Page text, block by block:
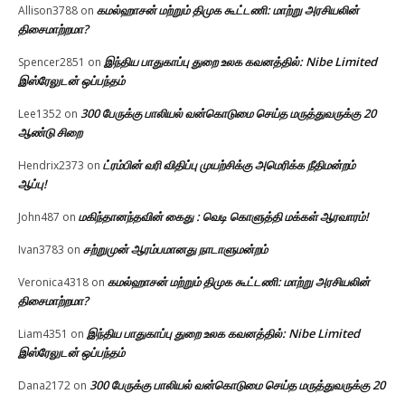
Allison3788 on கமல்ஹாசன் மற்றும் திமுக கூட்டணி: மாற்று அரசியலின்
திசைமாற்றமா?
Spencer2851 on இந்திய பாதுகாப்பு துறை உலக கவனத்தில்: Nibe Limited
இஸ்ரேலுடன் ஒப்பந்தம்
Lee1352 on 300 பேருக்கு பாலியல் வன்கொடுமை செய்த மருத்துவருக்கு 20
ஆண்டு சிறை
Hendrix2373 on ட்ரம்பின் வரி விதிப்பு முயற்சிக்கு அமெரிக்க நீதிமன்றம்
ஆப்பு!
John487 on மகிந்தானந்தவின் கைது : வெடி கொளுத்தி மக்கள் ஆரவாரம்!
Ivan3783 on சற்றுமுன் ஆரம்பமானது நாடாளுமன்றம்
Veronica4318 on கமல்ஹாசன் மற்றும் திமுக கூட்டணி: மாற்று அரசியலின்
திசைமாற்றமா?
Liam4351 on இந்திய பாதுகாப்பு துறை உலக கவனத்தில்: Nibe Limited
இஸ்ரேலுடன் ஒப்பந்தம்
Dana2172 on 300 பேருக்கு பாலியல் வன்கொடுமை செய்த மருத்துவருக்கு 20